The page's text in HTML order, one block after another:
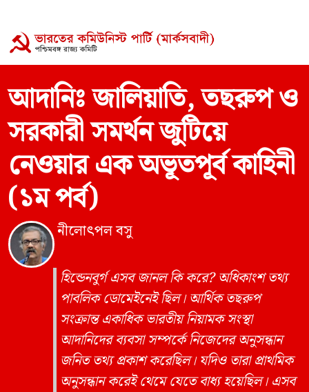
আদানিঃ জালিয়াতি, তছরুপ ও
সরকারী সমর্থন জুটিয়ে
নেওয়ার এক অভূতপূর্ব কাহিনী
(১ম পর্ব)
নীলোৎপল বসু
হিন্ডেনবুর্গ এসব জানল কি করে? অধিকাংশ তথ্য
পাবলিক ডোমেইনেই ছিল। আর্থিক তছরুপ
সংক্রান্ত একাধিক ভারতীয় নিয়ামক সংস্থা
আদানিদের ব্যবসা সম্পর্কে নিজেদের অনুসন্ধান
জনিত তথ্য প্রকাশ করেছিল। যদিও তারা প্রাথমিক
অনুসন্ধান করেই থেমে যেতে বাধ্য হয়েছিল। এসব